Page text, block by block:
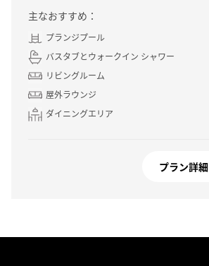
主なおすすめ：
プランジプール
バスタブとウォークイン シャワー
リビングルーム
屋外ラウンジ
ダイニングエリア
プラン詳細